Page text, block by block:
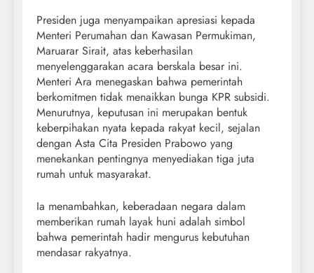
Presiden juga menyampaikan apresiasi kepada
Menteri Perumahan dan Kawasan Permukiman,
Maruarar Sirait, atas keberhasilan
menyelenggarakan acara berskala besar ini.
Menteri Ara menegaskan bahwa pemerintah
berkomitmen tidak menaikkan bunga KPR subsidi.
Menurutnya, keputusan ini merupakan bentuk
keberpihakan nyata kepada rakyat kecil, sejalan
dengan Asta Cita Presiden Prabowo yang
menekankan pentingnya menyediakan tiga juta
rumah untuk masyarakat.
Ia menambahkan, keberadaan negara dalam
memberikan rumah layak huni adalah simbol
bahwa pemerintah hadir mengurus kebutuhan
mendasar rakyatnya.